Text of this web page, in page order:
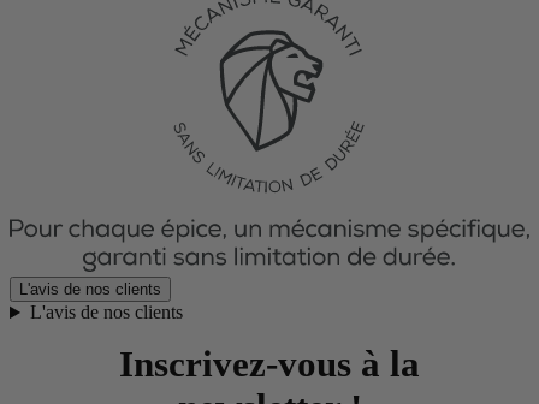
L'avis de nos clients
L'avis de nos clients
Inscrivez-vous à la